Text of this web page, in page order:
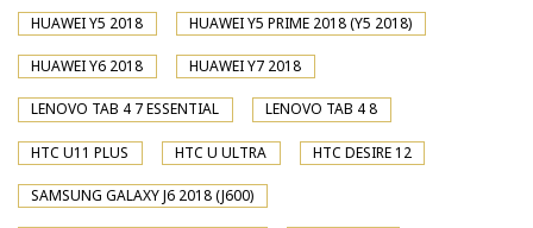
HUAWEI Y5 2018 HUAWEI Y5 PRIME 2018 (Y5 2018)
HUAWEI Y6 2018 HUAWEI Y7 2018
LENOVO TAB 4 7 ESSENTIAL LENOVO TAB 4 8
HTC U11 PLUS HTC U ULTRA HTC DESIRE 12
SAMSUNG GALAXY J6 2018 (J600)